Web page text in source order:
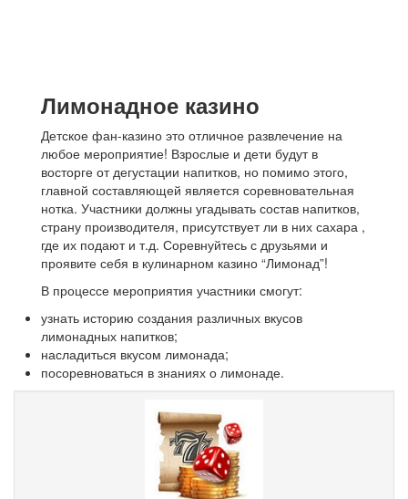
Лимонадное казино
Детское фан-казино это отличное развлечение на
любое мероприятие! Взрослые и дети будут в
восторге от дегустации напитков, но помимо этого,
главной составляющей является соревновательная
нотка. Участники должны угадывать состав напитков,
страну производителя, присутствует ли в них сахара ,
где их подают и т.д. Соревнуйтесь с друзьями и
проявите себя в кулинарном казино “Лимонад”!
В процессе мероприятия участники смогут:
узнать историю создания различных вкусов
лимонадных напитков;
насладиться вкусом лимонада;
посоревноваться в знаниях о лимонаде.